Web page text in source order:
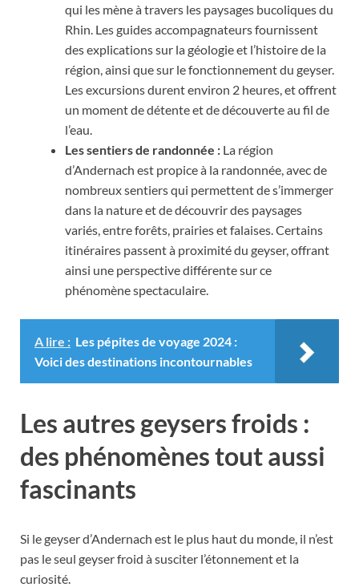
qui les mène à travers les paysages bucoliques du
Rhin. Les guides accompagnateurs fournissent
des explications sur la géologie et l’histoire de la
région, ainsi que sur le fonctionnement du geyser.
Les excursions durent environ 2 heures, et offrent
un moment de détente et de découverte au fil de
l’eau.
Les sentiers de randonnée : La région
d’Andernach est propice à la randonnée, avec de
nombreux sentiers qui permettent de s’immerger
dans la nature et de découvrir des paysages
variés, entre forêts, prairies et falaises. Certains
itinéraires passent à proximité du geyser, offrant
ainsi une perspective différente sur ce
phénomène spectaculaire.
A lire : Les pépites de voyage 2024 :
Voici des destinations incontournables
Les autres geysers froids :
des phénomènes tout aussi
fascinants
Si le geyser d’Andernach est le plus haut du monde, il n’est
pas le seul geyser froid à susciter l’étonnement et la
curiosité.